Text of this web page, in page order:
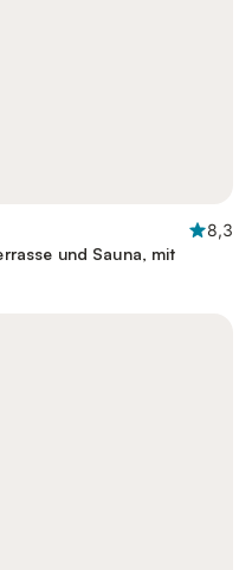
8,3
und Sauna, mit